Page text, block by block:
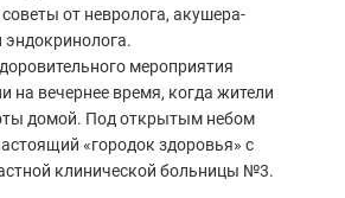
от невролога, акушера-
эндокринолога.
мероприятия
на вечернее время, когда жители
домой. Под открытым небом
«городок здоровья» с
клинической больницы №3.